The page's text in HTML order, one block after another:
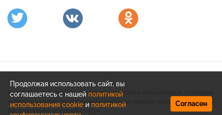
Продолжая использовать сайт, вы
соглашаетесь с нашей политикой
использования cookie и политикой
Согласен
2020 © При использовании материалов сайта обязательным условием
является наличие гиперссылки в пределах первого абзаца на страницу
расположения исходной статьи